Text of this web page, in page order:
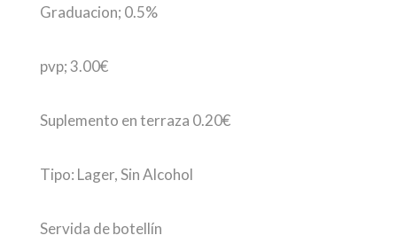
Graduacion; 0.5%
pvp; 3.00€
Suplemento en terraza 0.20€
Tipo: Lager, Sin Alcohol
Servida de botellín